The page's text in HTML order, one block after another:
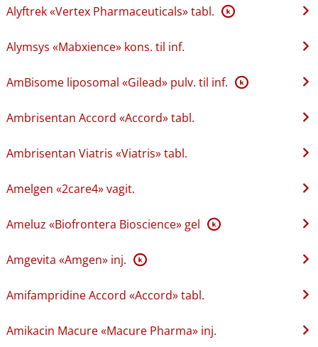
Alyftrek «Vertex Pharmaceuticals» tabl. K
Alymsys «Mabxience» kons. til inf.
AmBisome liposomal «Gilead» pulv. til inf. K
Ambrisentan Accord «Accord» tabl.
Ambrisentan Viatris «Viatris» tabl.
Amelgen «2care4» vagit.
Ameluz «Biofrontera Bioscience» gel K
Amgevita «Amgen» inj. K
Amifampridine Accord «Accord» tabl.
Amikacin Macure «Macure Pharma» inj.